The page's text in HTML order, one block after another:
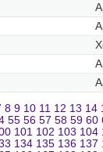
8 9 10 11 12 13 14
55 56 57 58 59 60
101 102 103 104
134 135 136 137